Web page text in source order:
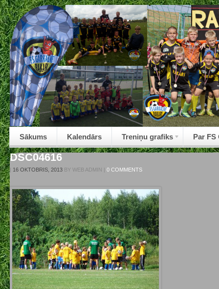
Sākums Kalendārs Treniņu grafiks Par FS
DSC04616
| 16 OKTOBRIS, 2013 BY WEB ADMIN | 0 COMMENTS